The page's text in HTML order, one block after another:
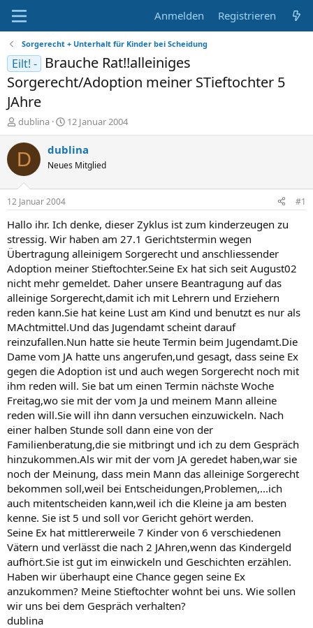
Anmelden Registrieren
Sorgerecht + Unterhalt für Kinder bei Scheidung
Eilt! -
Brauche Rat!!alleiniges
Sorgerecht/Adoption meiner STieftochter 5
JAhre
E
r
s
e
r
dublina
E
r
s
e
t
a
m
12 Januar 2004
D dublina
Neues Mitglied
12 Januar 2004 #1
Hallo ihr. Ich denke, dieser Zyklus ist zum kinderzeugen zu
stressig. Wir haben am 27.1 Gerichtstermin wegen
Übertragung alleinigem Sorgerecht und anschliessender
Adoption meiner Stieftochter.Seine Ex hat sich seit August02
nicht mehr gemeldet. Daher unsere Beantragung auf das
alleinige Sorgerecht,damit ich mit Lehrern und Erziehern
reden kann.Sie hat keine Lust am Kind und benutzt es nur als
MAchtmittel.Und das Jugendamt scheint darauf
reinzufallen.Nun hatte sie heute Termin beim Jugendamt.Die
Dame vom JA hatte uns angerufen,und gesagt, dass seine Ex
gegen die Adoption ist und auch wegen Sorgerecht noch mit
ihm reden will. Sie bat um einen Termin nächste Woche
Freitag,wo sie mit der vom Ja und meinem Mann alleine
reden will.Sie will ihn dann versuchen einzuwickeln. Nach
einer halben Stunde soll dann eine von der
Familienberatung,die sie mitbringt und ich zu dem Gespräch
hinzukommen.Als wir mit der vom JA geredet haben,war sie
noch der Meinung, dass mein Mann das alleinige Sorgerecht
bekommen soll,weil bei Entscheidungen,Problemen,...ich
auch mitentscheiden kann,weil ich die Kleine ja am besten
kenne. Sie ist 5 und soll vor Gericht gehört werden.
Seine Ex hat mittlererweile 7 Kinder von 6 verschiedenen
Vätern und verlässt die nach 2 JAhren,wenn das Kindergeld
aufhört.Sie ist gut im einwickeln und Geschichten erzählen.
Haben wir überhaupt eine Chance gegen seine Ex
anzukommen? Meine Stieftochter wohnt bei uns. Wie sollen
wir uns bei dem Gespräch verhalten?
dublina